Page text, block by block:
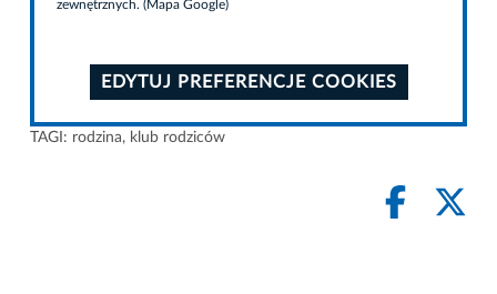
zewnętrznych. (Mapa Google)
EDYTUJ PREFERENCJE COOKIES
TAGI: rodzina, klub rodziców